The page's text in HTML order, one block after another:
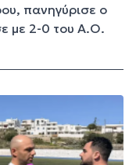
πανηγύρισε ο
με 2-0 του Α.Ο.